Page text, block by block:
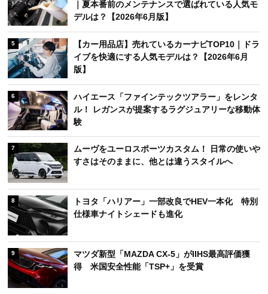
｜夏本番前のメンテナンスで選ばれている人気モ
デルは？【2026年6月版】
5
【カー用品店】売れているカーナビTOP10｜ドラ
イブを快適にする人気モデルは？【2026年6月
版】
6
ハイエース「ファインテックツアラー」をレンタ
ル！ レガンスが提案するラグジュアリーな移動体
験
7
ムーヴをユーロスポーツカスタム！ 日常の使いや
すさはそのままに、他とは違うスタイルへ
8
トヨタ「ハリアー」一部改良でHEV一本化 特別
仕様車ナイトシェードも進化
9
マツダ新型「MAZDA CX-5」がIIHS最高評価獲
得 米国安全性能「TSP+」を受賞